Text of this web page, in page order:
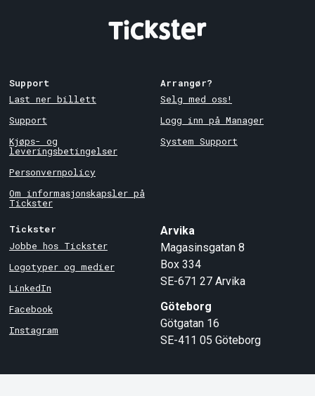
Om Tickster
Support
Last ner billett
Support
Kjøps- og
leveringsbetingelser
Personvernpolicy
Om informasjonskapsler på
Tickster
Arrangør?
Selg med oss!
Logg inn på Manager
System Support
Tickster
Jobbe hos Tickster
Logotyper og medier
LinkedIn
Facebook
Instagram
Arvika
Magasinsgatan 8
Box 334
SE-671 27 Arvika
Göteborg
Götgatan 16
SE-411 05 Göteborg